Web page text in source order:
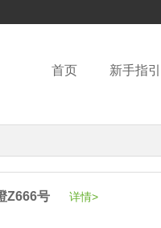
首页 新手指引
Z666号 详情>